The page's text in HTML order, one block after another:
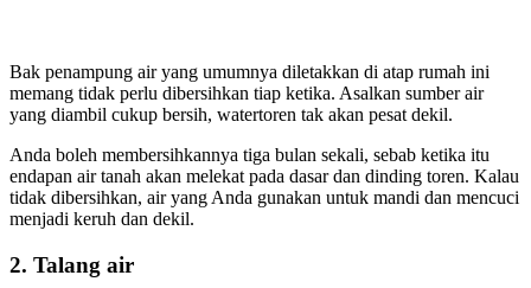
Bak penampung air yang umumnya diletakkan di atap rumah ini
memang tidak perlu dibersihkan tiap ketika. Asalkan sumber air
yang diambil cukup bersih, watertoren tak akan pesat dekil.
Anda boleh membersihkannya tiga bulan sekali, sebab ketika itu
endapan air tanah akan melekat pada dasar dan dinding toren. Kalau
tidak dibersihkan, air yang Anda gunakan untuk mandi dan mencuci
menjadi keruh dan dekil.
2. Talang air